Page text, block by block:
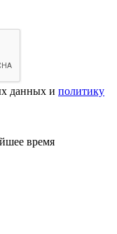
данных и политику
время